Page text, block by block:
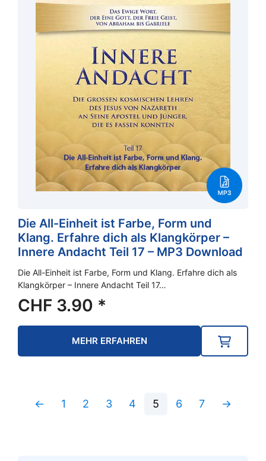
Die All-Einheit ist Farbe, Form und
Klang. Erfahre dich als Klangkörper –
Innere Andacht Teil 17 – MP3 Download
Die All-Einheit ist Farbe, Form und Klang. Erfahre dich als
Klangkörper – Innere Andacht Teil 17…
CHF 3.90 *
MEHR ERFAHREN
← 1 2 3 4 5 6 7 →